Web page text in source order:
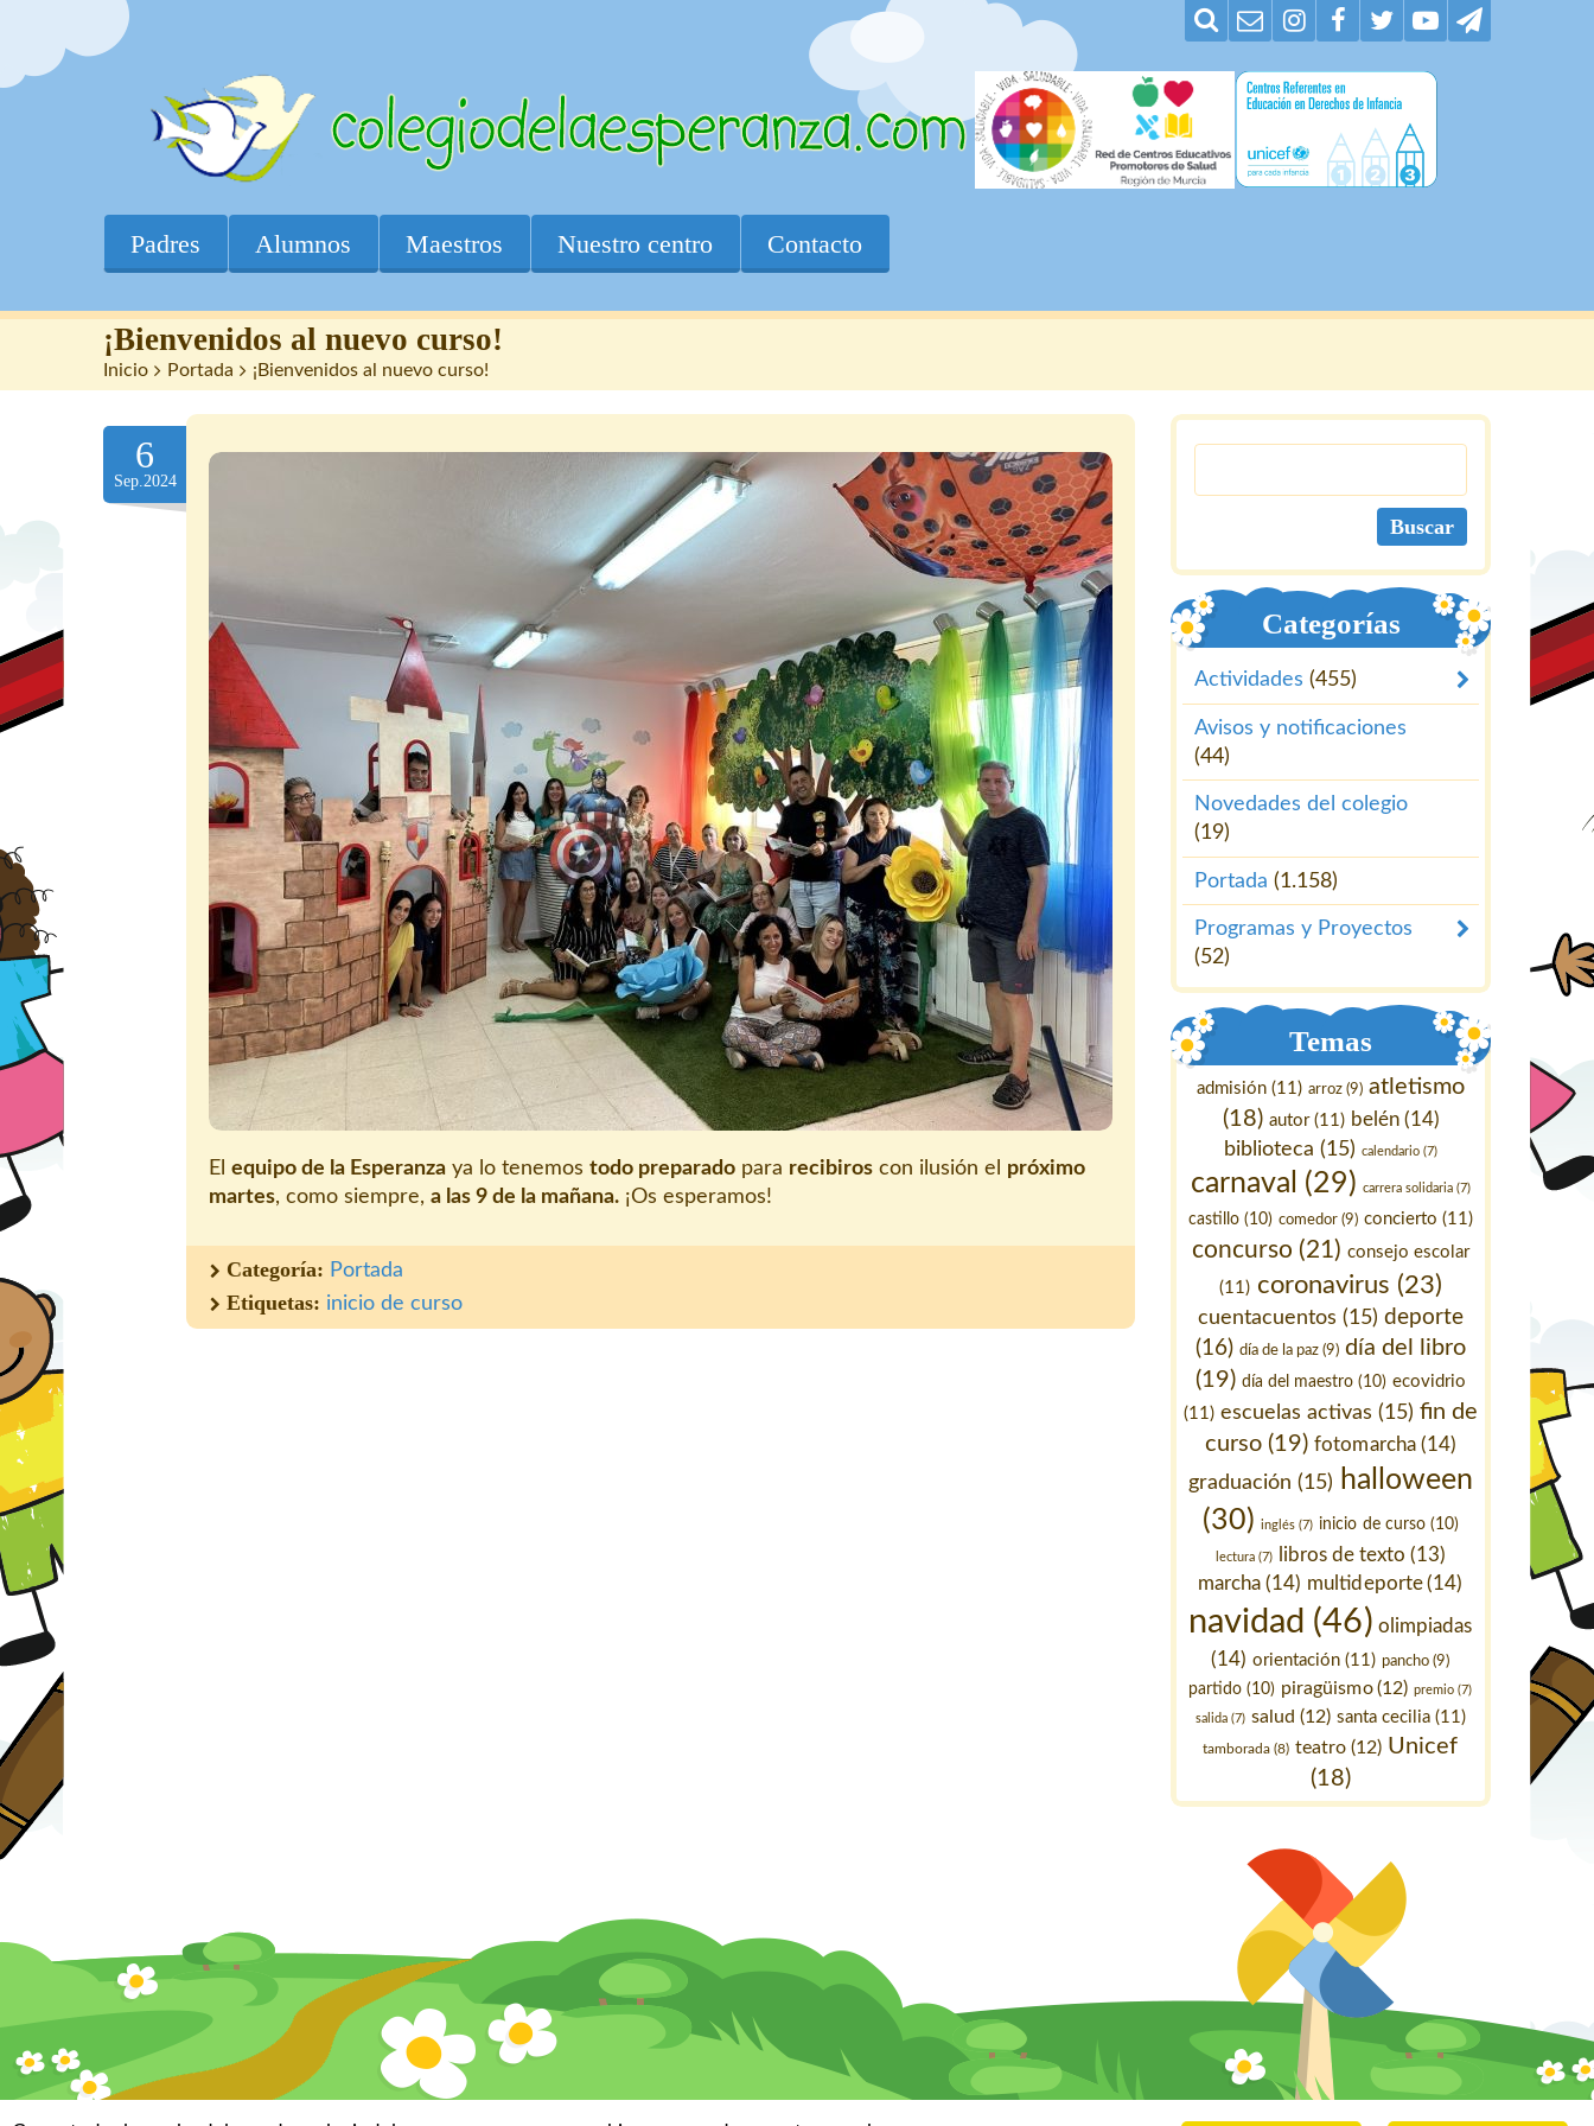
Padres Alumnos Maestros Nuestro centro Contacto
¡Bienvenidos al nuevo curso!
Inicio > Portada > ¡Bienvenidos al nuevo curso!
6
Sep.2024
El equipo de la Esperanza ya lo tenemos todo preparado para recibiros con ilusión el próximo
martes, como siempre, a las 9 de la mañana. ¡Os esperamos!
Categoría: Portada
Etiquetas: inicio de curso
Categorías
Actividades (455)
Avisos y notificaciones
(44)
Novedades del colegio
(19)
Portada (1.158)
Programas y Proyectos
(52)
Temas
admisión (11) arroz (9) atletismo
(18) autor(11) belén(14)
biblioteca (15) calendario (7)
carnaval (29) carrera solidaria (7)
castillo (10) comedor (9) concierto (11)
concurso (21) consejo escolar
(11) coronavirus (23)
cuentacuentos (15) deporte
(16) día de la paz (9) día del libro
(19) día del maestro (10) ecovidrio
(11) escuelas activas (15) fin de
curso (19) fotomarcha(14)
graduación (15)
halloween
(30) inglés (7) inicio de curso(10)
lectura (7) libros de texto (13)
marcha (14) multideporte(14)
navidad (46) olimpiadas
(14) orientación (11) pancho (9)
partido (10) piragüismo(12) premio (7)
salida (7) salud (12) santa cecilia (11)
tamborada (8) teatro (12) Unicef
(18)